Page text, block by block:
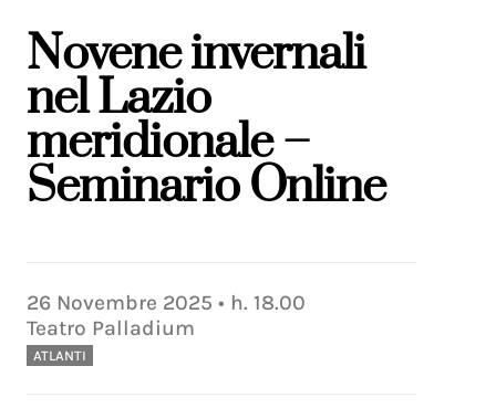
Novene invernali
nel Lazio
meridionale –
Seminario Online
26 Novembre 2025 • h. 18.00
Teatro Palladium
ATLANTI